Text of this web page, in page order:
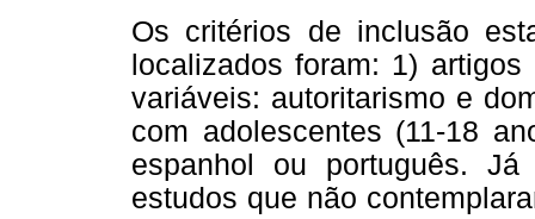
Os critérios de inclusão
localizados foram: 1)
variáveis: autoritarismo e
com adolescentes (11-18
espanhol ou português.
estudos que não